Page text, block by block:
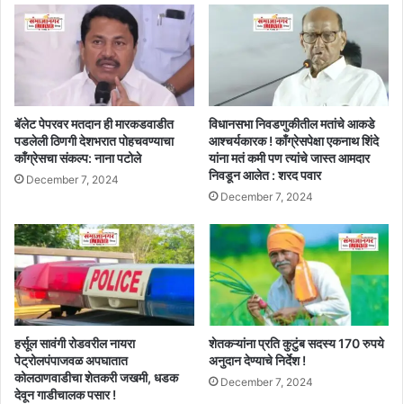
बॅलेट पेपरवर मतदान ही मारकडवाडीत
पडलेली ठिणगी देशभरात पोहचवण्याचा
काँग्रेसचा संकल्प: नाना पटोले
December 7, 2024
विधानसभा निवडणुकीतील मतांचे आकडे
आश्चर्यकारक ! काँग्रेसपेक्षा एकनाथ शिंदे
यांना मतं कमी पण त्यांचे जास्त आमदार
निवडून आलेत : शरद पवार
December 7, 2024
हर्सूल सावंगी रोडवरील नायरा
पेट्रोलपंपाजवळ अपघातात
कोलठाणवाडीचा शेतकरी जखमी, धडक
देवून गाडीचालक पसार !
शेतकऱ्यांना प्रति कुटुंब सदस्य 170 रुपये
अनुदान देण्याचे निर्देश !
December 7, 2024